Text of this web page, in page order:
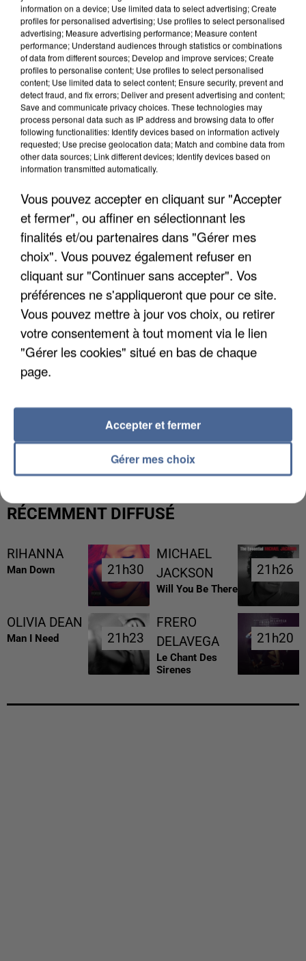
APRÈS TOUTES CES CANICULES, LES REFUGES
DE FAUNE SAUVAGE SONT...
L’UN DES FONDATEURS SUPPOSÉS DE LA DZ
MAFIA INTERPELLÉ EN ALGÉRIE
RÉCEMMENT DIFFUSÉ
RIHANNA
Man Down 21h30
21h30
MICHAEL
JACKSON
Will You Be There
21h26
21h26
OLIVIA DEAN
Man I Need 21h23
21h23
FRERO
DELAVEGA
Le Chant Des
Sirenes
21h20
21h20
information on a device; Use limited data to select advertising; Create
profiles for personalised advertising; Use profiles to select personalised
advertising; Measure advertising performance; Measure content
performance; Understand audiences through statistics or combinations
of data from different sources; Develop and improve services; Create
profiles to personalise content; Use profiles to select personalised
content; Use limited data to select content; Ensure security, prevent and
detect fraud, and fix errors; Deliver and present advertising and content;
Save and communicate privacy choices. These technologies may
process personal data such as IP address and browsing data to offer
following functionalities: Identify devices based on information actively
requested; Use precise geolocation data; Match and combine data from
other data sources; Link different devices; Identify devices based on
information transmitted automatically.
Vous pouvez accepter en cliquant sur "Accepter
et fermer", ou affiner en sélectionnant les
finalités et/ou partenaires dans "Gérer mes
choix". Vous pouvez également refuser en
cliquant sur "Continuer sans accepter". Vos
préférences ne s'appliqueront que pour ce site.
Vous pouvez mettre à jour vos choix, ou retirer
votre consentement à tout moment via le lien
"Gérer les cookies" situé en bas de chaque
page.
Gérer mes choix
Accepter et fermer